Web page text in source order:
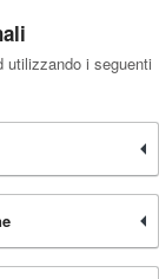
utilizzando i seguenti